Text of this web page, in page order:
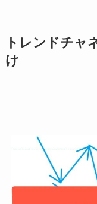
トレンドチャ
け